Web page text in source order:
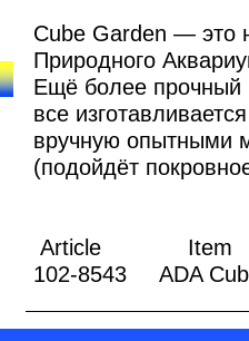
Cube Garden — это
Природного
Ещё более
все изготавливается
вручную опытными
(подойдёт
Article
102-8543 ADA